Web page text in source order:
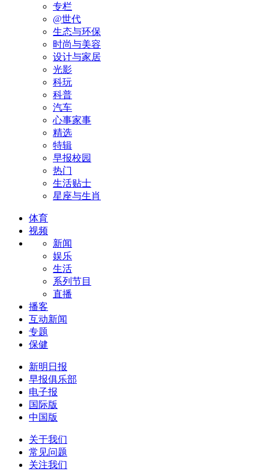
专栏
@世代
生态与环保
时尚与美容
设计与家居
光影
科玩
科普
汽车
心事家事
精选
特辑
早报校园
热门
生活贴士
星座与生肖
体育
视频
新闻
娱乐
生活
系列节目
直播
播客
互动新闻
专题
保健
新明日报
早报俱乐部
电子报
国际版
中国版
关于我们
常见问题
关注我们